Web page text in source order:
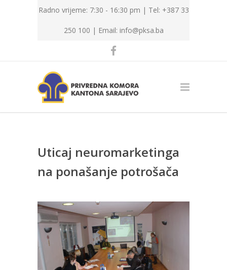
Radno vrijeme: 7:30 - 16:30 pm | Tel: +387 33
250 100 | Email: info@pksa.ba
Uticaj neuromarketinga
na ponašanje potrošača